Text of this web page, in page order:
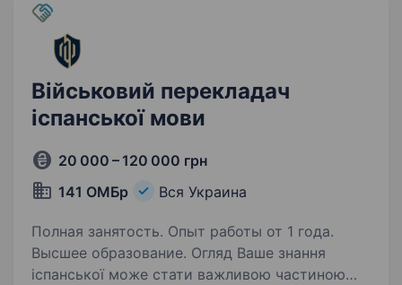
Військовий перекладач
іспанської мови
20 000 – 120 000 грн
141 ОМБр
Вся Украина
Полная занятость. Опыт работы от 1 года.
Высшее образование. Огляд Ваше знання
іспанської може стати важливою частиною